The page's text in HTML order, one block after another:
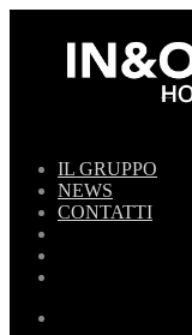
IL GRUPPO
NEWS
CONTATTI